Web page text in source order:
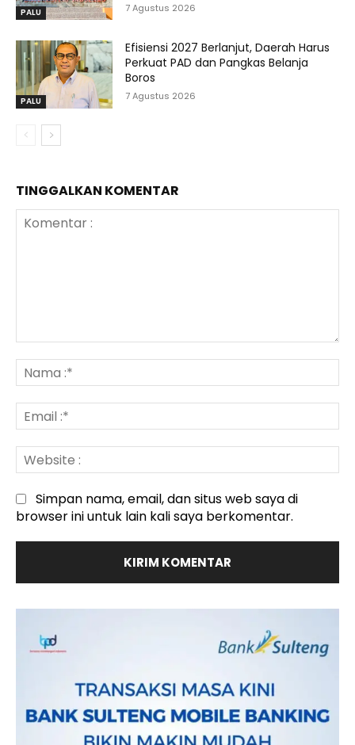
PALU 7 Agustus 2026
PALU
Efisiensi 2027 Berlanjut, Daerah Harus
Perkuat PAD dan Pangkas Belanja
Boros
7 Agustus 2026
TINGGALKAN KOMENTAR
:*
:*
:
Simpan nama, email, dan situs web saya di
browser ini untuk lain kali saya berkomentar.